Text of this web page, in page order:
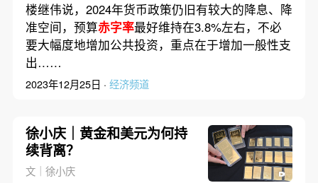
楼继伟说，2024年货币政策仍旧有较大的降息、降
准空间，预算赤字率最好维持在3.8%左右，不必
要大幅度地增加公共投资，重点在于增加一般性支
出……
2023年12月25日 · 经济频道
徐小庆｜黄金和美元为何持
续背离？
文｜徐小庆